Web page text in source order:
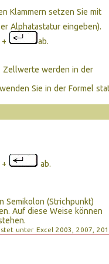
Klammern setzen Sie mit
Alphatastatur eingeben).
+
ab.
Zellwerte werden in der
Sie in der Formel
+
ab.
Semikolon (Strichpunkt)
Auf diese Weise können
unter Excel 2003, 2007,